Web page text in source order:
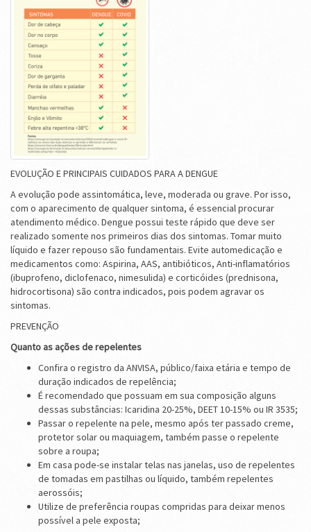
EVOLUÇÃO E PRINCIPAIS CUIDADOS PARA A DENGUE
A evolução pode assintomática, leve, moderada ou grave. Por isso,
com o aparecimento de qualquer sintoma, é essencial procurar
atendimento médico. Dengue possui teste rápido que deve ser
realizado somente nos primeiros dias dos sintomas. Tomar muito
líquido e fazer repouso são fundamentais. Evite automedicação e
medicamentos como: Aspirina, AAS, antibióticos, Anti-inflamatórios
(ibuprofeno, diclofenaco, nimesulida) e corticóides (prednisona,
hidrocortisona) são contra indicados, pois podem agravar os
sintomas.
PREVENÇÃO
Quanto as ações de repelentes
Confira o registro da ANVISA, público/faixa etária e tempo de
duração indicados de repelência;
É recomendado que possuam em sua composição alguns
dessas substâncias: Icaridina 20-25%, DEET 10-15% ou IR 3535;
Passar o repelente na pele, mesmo após ter passado creme,
protetor solar ou maquiagem, também passe o repelente
sobre a roupa;
Em casa pode-se instalar telas nas janelas, uso de repelentes
de tomadas em pastilhas ou líquido, também repelentes
aerossóis;
Utilize de preferência roupas compridas para deixar menos
possível a pele exposta;